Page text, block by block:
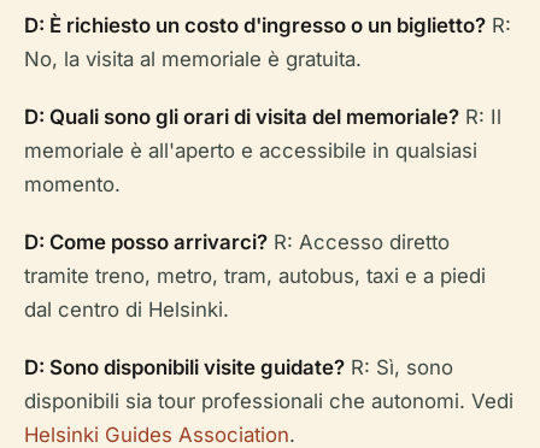
D: È richiesto un costo d'ingresso o un biglietto? R:
No, la visita al memoriale è gratuita.
D: Quali sono gli orari di visita del memoriale? R: Il
memoriale è all'aperto e accessibile in qualsiasi
momento.
D: Come posso arrivarci? R: Accesso diretto
tramite treno, metro, tram, autobus, taxi e a piedi
dal centro di Helsinki.
D: Sono disponibili visite guidate? R: Sì, sono
disponibili sia tour professionali che autonomi. Vedi
Helsinki Guides Association.